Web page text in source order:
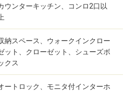
ウンターキッチン、コンロ2口以
上
納スペース、ウォークインクロー
ット、クローゼット、シューズボ
クス
ートロック、モニタ付インターホ